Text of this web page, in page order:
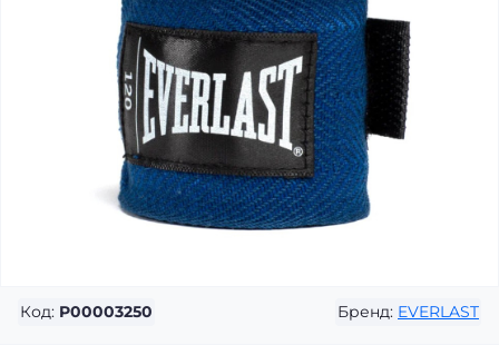
Код: P00003250 Бренд: EVERLAST